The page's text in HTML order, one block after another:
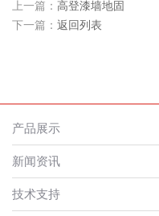
上一篇： 高登漆墙地固
下一篇： 返回列表
产品展示
新闻资讯
技术支持